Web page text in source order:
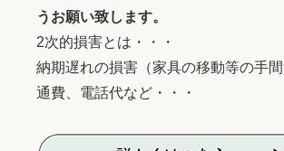
うお願い致します。
2次的損害とは・・・
納期遅れの損害（家具の移動等の手
通費、電話代など・・・